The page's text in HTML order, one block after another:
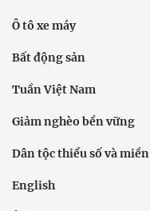
Ô tô xe máy
Bất động sản
Tuần Việt Nam
Giảm nghèo bền vững
Dân tộc thiểu số và
English